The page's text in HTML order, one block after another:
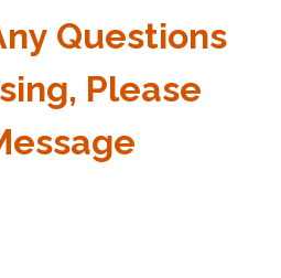
Questions
Please